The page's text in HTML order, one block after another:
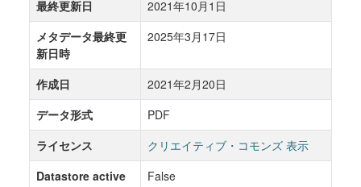
最終更新日
2021年10月1日
メタデータ最終更
新日時
2025年3月17日
作成日
2021年2月20日
データ形式
PDF
ライセンス
クリエイティブ・コモンズ 表示
Datastore active
False